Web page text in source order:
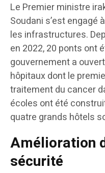
Le Premier ministre
Soudani s’est engagé
les infrastructures.
en 2022, 20 ponts ont
gouvernement a
hôpitaux dont le
traitement du cancer
écoles ont été
quatre grands hôtels
Amélioration
sécurité